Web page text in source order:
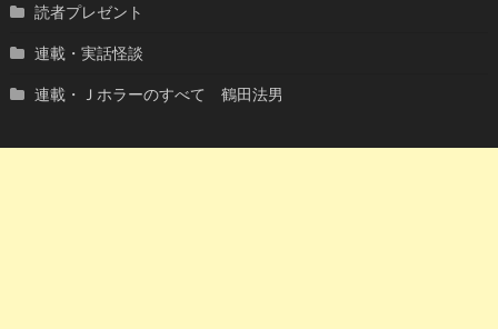
読者プレゼント
連載・実話怪談
連載・Ｊホラーのすべて 鶴田法男